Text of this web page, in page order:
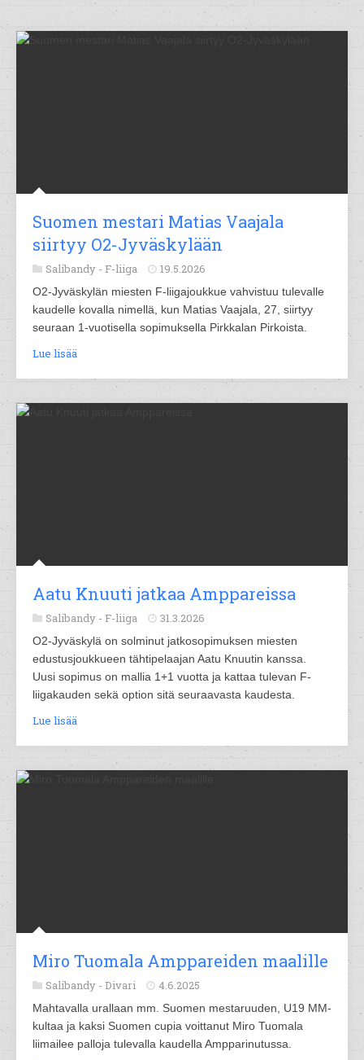
Suomen mestari Matias Vaajala
siirtyy O2-Jyväskylään
Salibandy - F-liiga 19.5.2026
O2-Jyväskylän miesten F-liigajoukkue vahvistuu tulevalle
kaudelle kovalla nimellä, kun Matias Vaajala, 27, siirtyy
seuraan 1-vuotisella sopimuksella Pirkkalan Pirkoista.
Lue lisää
Aatu Knuuti jatkaa Amppareissa
Salibandy - F-liiga 31.3.2026
O2-Jyväskylä on solminut jatkosopimuksen miesten
edustusjoukkueen tähtipelaajan Aatu Knuutin kanssa.
Uusi sopimus on mallia 1+1 vuotta ja kattaa tulevan F-
liigakauden sekä option sitä seuraavasta kaudesta.
Lue lisää
Miro Tuomala Amppareiden maalille
Salibandy - Divari 4.6.2025
Mahtavalla urallaan mm. Suomen mestaruuden, U19 MM-
kultaa ja kaksi Suomen cupia voittanut Miro Tuomala
liimailee palloja tulevalla kaudella Ampparinutussa.